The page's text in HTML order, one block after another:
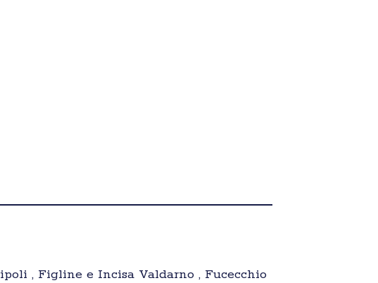
, Figline e Incisa Valdarno , Fucecchio